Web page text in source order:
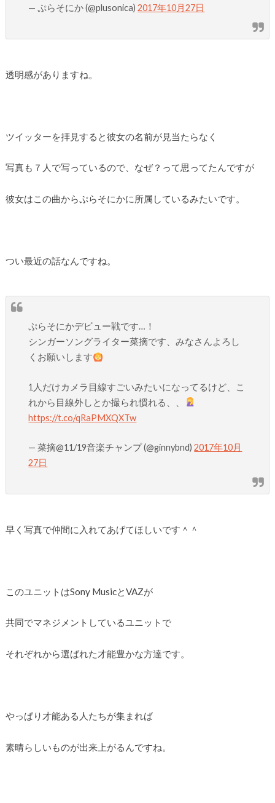
— ぷらそにか (@plusonica)2017年10月27日
透明感がありますね。
ツイッターを拝見すると彼女の名前が見当たらなく
写真も７人で写っているので、なぜ？って思ってたんですが
彼女はこの曲からぷらそにかに所属しているみたいです。
つい最近の話なんですね。
ぷらそにかデビュー戦です…！
シンガーソングライター菜摘です、みなさんよろし
くお願いします
1人だけカメラ目線すごいみたいになってるけど、こ
れから目線外しとか撮られ慣れる、、
https://t.co/qRaPMXQXTw
— 菜摘@11/19音楽チャンプ (@ginnybnd)2017年10月
27日
早く写真で仲間に入れてあげてほしいです＾＾
このユニットはSony MusicとVAZが
共同でマネジメントしているユニットで
それぞれから選ばれた才能豊かな方達です。
やっぱり才能ある人たちが集まれば
素晴らしいものが出来上がるんですね。